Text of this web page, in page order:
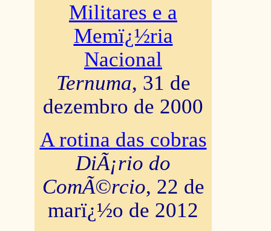
Militares e a
Memï¿½ria
Nacional
Ternuma, 31 de
dezembro de 2000
A rotina das cobras
DiÃ¡rio do
ComÃ©rcio, 22 de
marï¿½o de 2012